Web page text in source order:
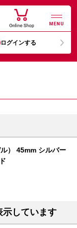
MENU
ログインする
） 45mm シルバー
示しています